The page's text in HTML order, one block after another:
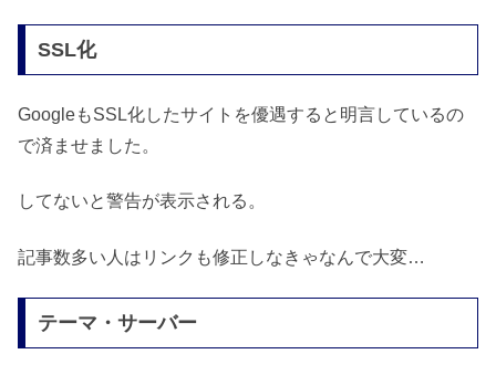
SSL化
GoogleもSSL化したサイトを優遇すると明言しているの
で済ませました。
してないと警告が表示される。
記事数多い人はリンクも修正しなきゃなんで大変…
テーマ・サーバー